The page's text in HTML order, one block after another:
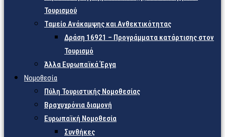
Τουρισμού
Ταμείο Ανάκαμψης και Ανθεκτικότητας
Δράση 16921 – Προγράμματα κατάρτισης στον
Τουρισμό
Άλλα Ευρωπαϊκά Έργα
Νομοθεσία
Πύλη Τουριστικής Νομοθεσίας
Βραχυχρόνια διαμονή
Ευρωπαϊκή Νομοθεσία
Συνθήκες